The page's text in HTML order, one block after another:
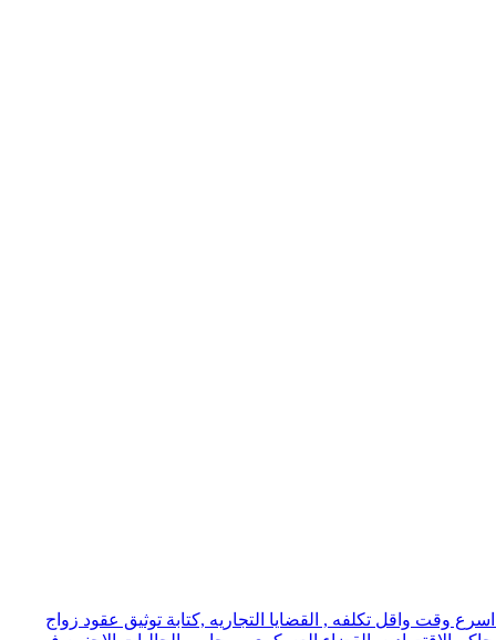
وقت واقل تكلفه , القضايا التجاريه ,كتابة توثيق عقود زواج